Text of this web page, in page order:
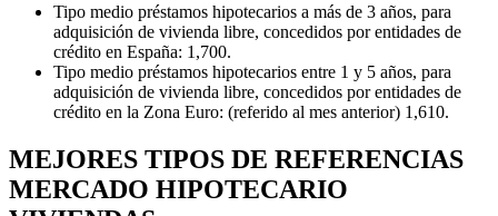
Tipo medio préstamos hipotecarios a más de 3 años, para
adquisición de vivienda libre, concedidos por entidades de
crédito en España: 1,700.
Tipo medio préstamos hipotecarios entre 1 y 5 años, para
adquisición de vivienda libre, concedidos por entidades de
crédito en la Zona Euro: (referido al mes anterior) 1,610.
MEJORES TIPOS DE REFERENCIAS
MERCADO HIPOTECARIO